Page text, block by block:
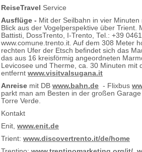
ReiseTravel Service
Ausflüge - Mit der Seilbahn in vier
Blick aus der Vogelperspektive über Trient.
Battisti, DossTrento, I-Trento, Tel.: +39
www.comune.trento.it. Auf dem 308 Meter
rechten Ufer der Etsch befindet sich das
das aus 16 kreisförmig angeordneten
Levicosee und Therme, ca. 30 Minuten mit
entfernt www.visitvalsugana.it
Anreise mit DB www.bahn.de - Flixbus
parkt man am Besten in der großen Garage
Torre Verde.
Kontakt
Enit, www.enit.de
Trient: www.discovertrento.it/de/home